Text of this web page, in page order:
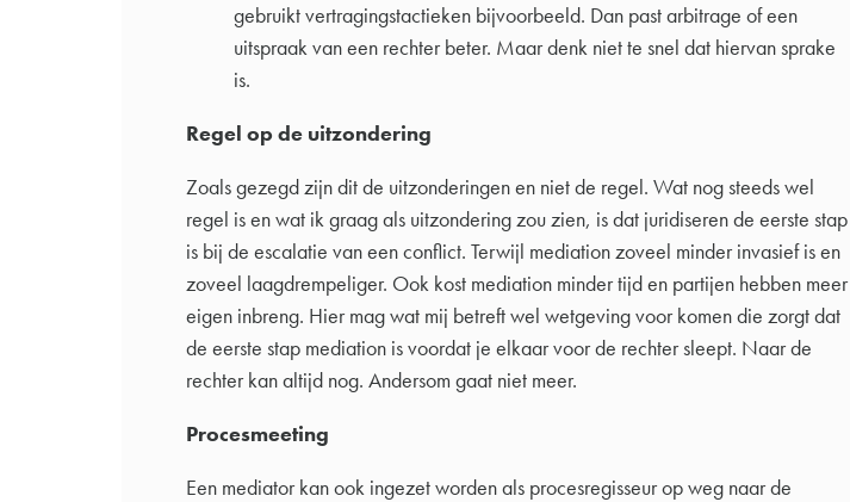
gebruikt vertragingstactieken bijvoorbeeld. Dan past arbitrage of een
uitspraak van een rechter beter. Maar denk niet te snel dat hiervan sprake
is.
Regel op de uitzondering
Zoals gezegd zijn dit de uitzonderingen en niet de regel. Wat nog steeds wel
regel is en wat ik graag als uitzondering zou zien, is dat juridiseren de eerste stap
is bij de escalatie van een conflict. Terwijl mediation zoveel minder invasief is en
zoveel laagdrempeliger. Ook kost mediation minder tijd en partijen hebben meer
eigen inbreng. Hier mag wat mij betreft wel wetgeving voor komen die zorgt dat
de eerste stap mediation is voordat je elkaar voor de rechter sleept. Naar de
rechter kan altijd nog. Andersom gaat niet meer.
Procesmeeting
Een mediator kan ook ingezet worden als procesregisseur op weg naar de